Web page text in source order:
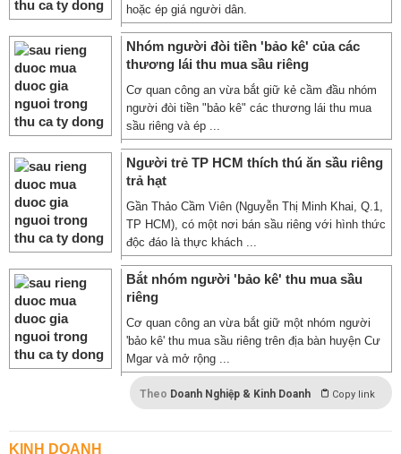
hoặc ép giá người dân.
Nhóm người đòi tiền 'bảo kê' của các
thương lái thu mua sầu riêng
Cơ quan công an vừa bắt giữ kẻ cầm đầu nhóm
người đòi tiền "bảo kê" các thương lái thu mua
sầu riêng và ép ...
Người trẻ TP HCM thích thú ăn sầu riêng
trả hạt
Gần Thảo Cầm Viên (Nguyễn Thị Minh Khai, Q.1,
TP HCM), có một nơi bán sầu riêng với hình thức
độc đáo là thực khách ...
Bắt nhóm người 'bảo kê' thu mua sầu
riêng
Cơ quan công an vừa bắt giữ một nhóm người
'bảo kê' thu mua sầu riêng trên địa bàn huyện Cư
Mgar và mở rộng ...
Theo Doanh Nghiệp & Kinh Doanh Copy link
KINH DOANH